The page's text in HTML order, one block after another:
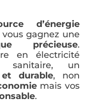
d’énergie
vous gagnez une
précieuse.
en électricité
un
durable, non
mais vos
.